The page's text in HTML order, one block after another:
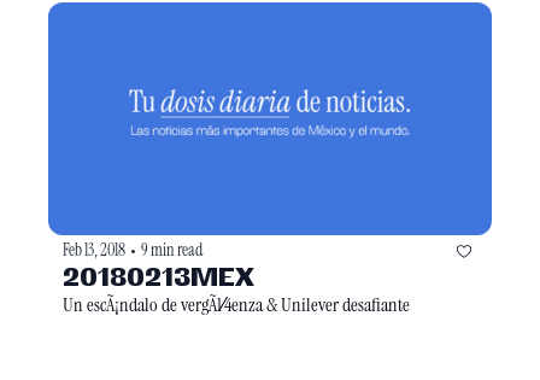
Feb 13, 2018 • 9 min read
20180213MEX
Un escÃ¡ndalo de vergÃ1⁄4enza & Unilever desafiante